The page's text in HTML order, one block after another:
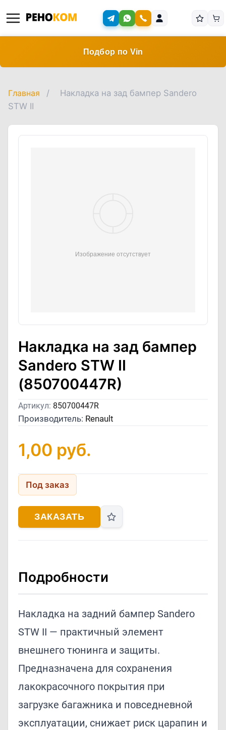
Подбор по Vin
Главная /
Накладка на зад бампер Sandero
STW II
Накладка на зад бампер
Sandero STW II
(850700447R)
Артикул: 850700447R
Производитель: Renault
1,00 руб.
Под заказ
ЗАКАЗАТЬ
Подробности
Накладка на задний бампер Sandero
STW II — практичный элемент
внешнего тюнинга и защиты.
Предназначена для сохранения
лакокрасочного покрытия при
загрузке багажника и повседневной
эксплуатации, снижает риск царапин и